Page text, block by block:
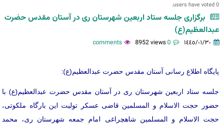
0 users have voted.
برگزاری جلسه ستاد اربعین شهرستان ری در آستان مقدس حضرت
عبدالعظیم(ع)
١٤٤٥/٠١/٣٠ 0 comments
8952 views
پایگاه اطلاع رسانی آستان مقدس حضرت عبدالعظیم(ع):
جلسه ستاد اربعین شهرستان ری در آستان مقدس حضرت عبدالعظیم(ع) با
حضور حجت الاسلام و المسلمین قاضی عسکر تولیت این بارگاه ملکوتی،
حجت الاسلام و المسلمین شاهچراغی امام جمعه شهرستان ری، محمد